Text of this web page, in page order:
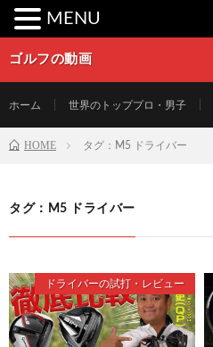
ゴルフの動画
ホーム 世界のトッププロ・男子
HOME タグ：M5 ドライバー
タグ：M5 ドライバー
ドライバーの試打・レビュー
MENU